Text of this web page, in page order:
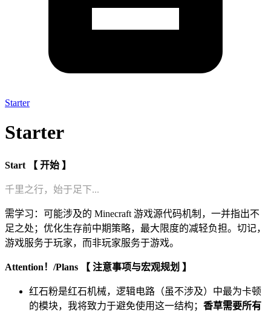
Starter
Starter
Start 【 开始 】
千里之行，始于足下...
需学习：可能涉及的 Minecraft 游戏源代码机制，一并指出不
足之处；优化生存前中期策略，最大限度的减轻负担。切记，
游戏服务于玩家，而非玩家服务于游戏。
Attention！/Plans 【 注意事项与宏观规划 】
红石粉是红石机械，逻辑电路（虽不涉及）中最为卡顿
的模块，我将致力于避免使用这一结构； 香草需要所有